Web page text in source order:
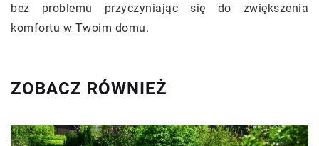
bez problemu przyczyniając się do zwiększenia
komfortu w Twoim domu.
ZOBACZ RÓWNIEŻ